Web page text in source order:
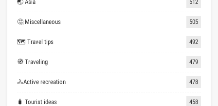
🌏 Asia 512
🤔 Miscellaneous 505
🗺 Travel tips 492
🧭 Traveling 479
🚴Active recreation 478
🧳 Tourist ideas 458